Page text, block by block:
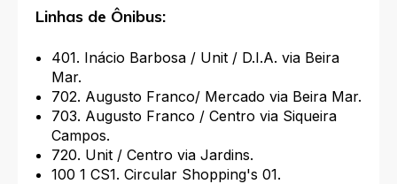
Linhas de Ônibus:
401. Inácio Barbosa / Unit / D.I.A. via Beira
Mar.
702. Augusto Franco/ Mercado via Beira Mar.
703. Augusto Franco / Centro via Siqueira
Campos.
720. Unit / Centro via Jardins.
100 1 CS1. Circular Shopping's 01.